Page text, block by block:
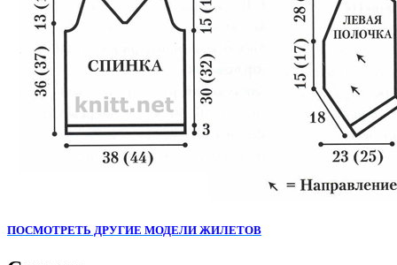
ПОСМОТРЕТЬ ДРУГИЕ МОДЕЛИ ЖИЛЕТОВ